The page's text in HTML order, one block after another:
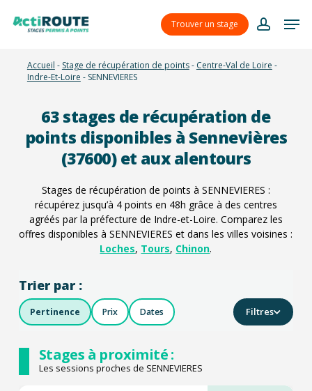
Trouver un stage
account
Accueil - Stage de récupération de points- Centre-Val de Loire -
Indre-Et-Loire - SENNEVIERES
63stages de récupération de
points disponibles à Sennevières
(37600) et aux alentours
Stages de récupération de points à SENNEVIERES :
récupérez jusqu’à 4 points en 48h grâce à des centres
agréés par la préfecture de Indre-et-Loire. Comparez les
offres disponibles à SENNEVIERES et dans les villes voisines :
Loches, Tours, Chinon.
Trier par :
Pertinence Prix Dates Filtres
Stages à proximité :
Les sessions proches de SENNEVIERES